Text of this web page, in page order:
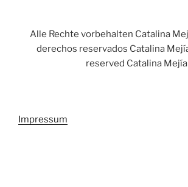
Alle Rechte vorbehalten Catalina
derechos reservados Catalina
reserved Catalina Mejía
Impressum